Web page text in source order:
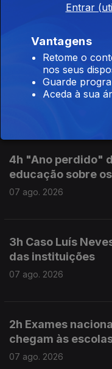
5h Seguro apela
duradouras
4h "Ano perdido"
educação sobre
07 ago. 2026
3h Caso Luís
das instituições
07 ago. 2026
2h Exames
chegam às
07 ago. 2026
Entrar
Vantagens
Retome o
nos seus
Guarde
Aceda à sua